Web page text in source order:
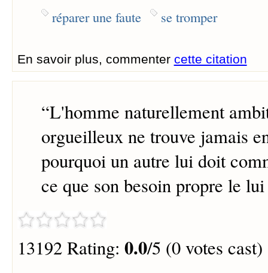
réparer une faute se tromper
En savoir plus, commenter cette citation
“L'homme naturellement
orgueilleux ne trouve jamais
pourquoi un autre lui doit
ce que son besoin propre le
13192 Rating: 0.0/5 (0 votes cast)